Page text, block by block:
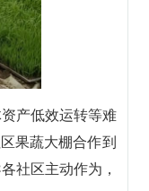
产低效运转等难
果蔬大棚合作到
社区主动作为，